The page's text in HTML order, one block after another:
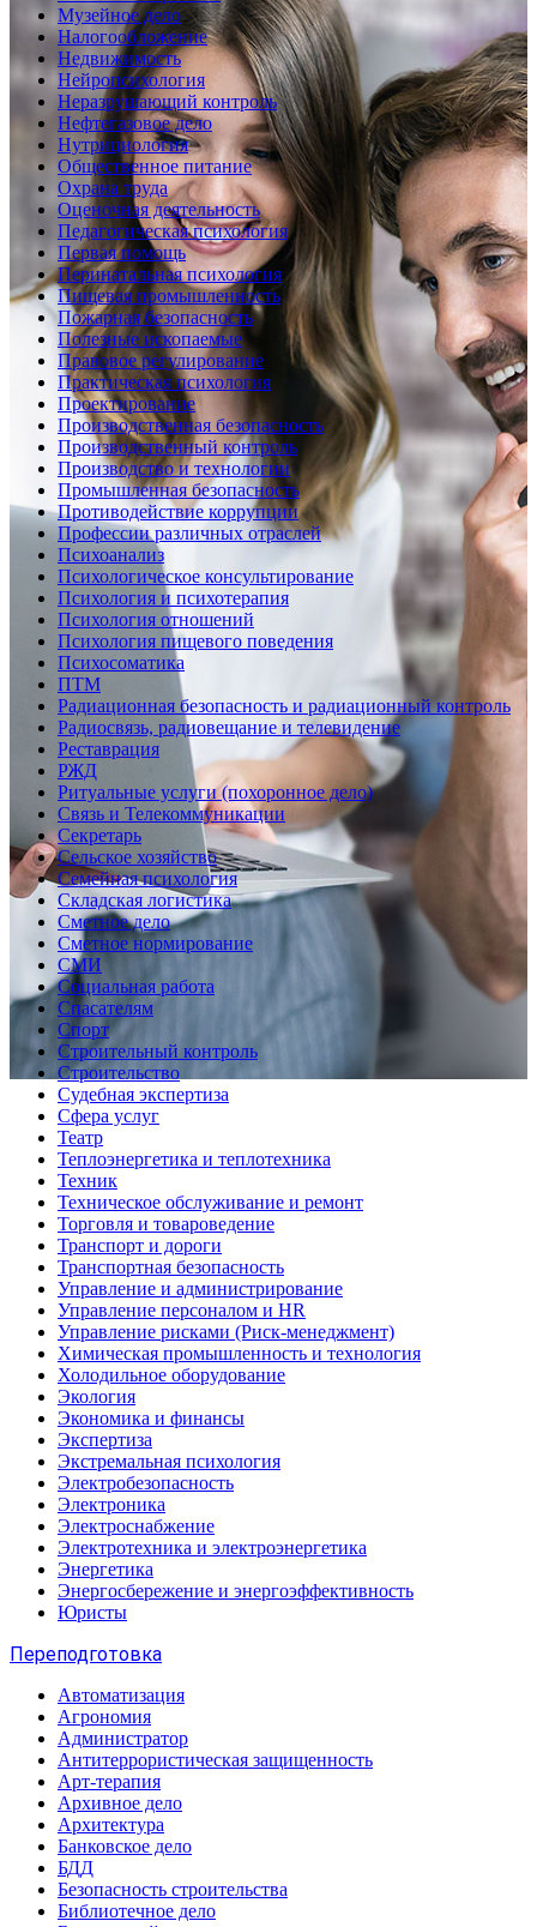
Музейное дело
Налогообложение
Недвижимость
Нейропсихология
Неразрушающий контроль
Нефтегазовое дело
Нутрициология
Общественное питание
Охрана труда
Оценочная деятельность
Педагогическая психология
Первая помощь
Перинатальная психология
Пищевая промышленность
Пожарная безопасность
Полезные ископаемые
Правовое регулирование
Практическая психология
Проектирование
Производственная безопасность
Производственный контроль
Производство и технологии
Промышленная безопасность
Противодействие коррупции
Профессии различных отраслей
Психоанализ
Психологическое консультирование
Психология и психотерапия
Психология отношений
Психология пищевого поведения
Психосоматика
ПТМ
Радиационная безопасность и радиационный контроль
Радиосвязь, радиовещание и телевидение
Реставрация
РЖД
Ритуальные услуги (похоронное дело)
Связь и Телекоммуникации
Секретарь
Сельское хозяйство
Семейная психология
Складская логистика
Сметное дело
Сметное нормирование
СМИ
Социальная работа
Спасателям
Спорт
Строительный контроль
Строительство
Судебная экспертиза
Сфера услуг
Театр
Теплоэнергетика и теплотехника
Техник
Техническое обслуживание и ремонт
Торговля и товароведение
Транспорт и дороги
Транспортная безопасность
Управление и администрирование
Управление персоналом и HR
Управление рисками (Риск-менеджмент)
Химическая промышленность и технология
Холодильное оборудование
Экология
Экономика и финансы
Экспертиза
Экстремальная психология
Электробезопасность
Электроника
Электроснабжение
Электротехника и электроэнергетика
Энергетика
Энергосбережение и энергоэффективность
Юристы
Переподготовка
Автоматизация
Агрономия
Администратор
Антитеррористическая защищенность
Арт-терапия
Архивное дело
Архитектура
Банковское дело
БДД
Безопасность строительства
Библиотечное дело